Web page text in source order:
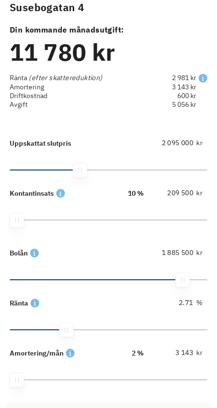
Susebogatan 4
Din kommande månadsutgift:
11 780 kr
Ränta (efter skattereduktion)
2 981 kr
Amortering
3 143 kr
Driftkostnad
600 kr
Avgift
5 056 kr
Uppskattat slutpris kr
Kontantinsats 10 % kr
Bolån kr
Ränta %
Amortering/mån 2 % kr